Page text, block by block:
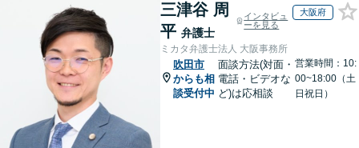
三津谷 周
平 弁護士
インタビュ
ーを見る
大阪府
ミカタ弁護士法人 大阪事務所
吹田市
からも相
談受付中
面談方法(対面・
電話・ビデオな
ど)は応相談
営業時間：10:
00~18:00（土
日祝日）